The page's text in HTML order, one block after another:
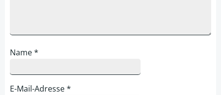
Name*
E-Mail-Adresse*